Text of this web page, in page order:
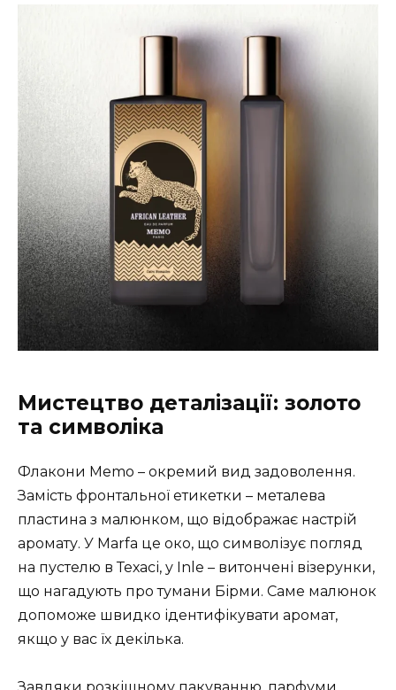
Мистецтво деталізації: золото
та символіка
Флакони Memo – окремий вид задоволення.
Замість фронтальної етикетки – металева
пластина з малюнком, що відображає настрій
аромату. У Marfa це око, що символізує погляд
на пустелю в Техасі, у Inle – витончені візерунки,
що нагадують про тумани Бірми. Саме малюнок
допоможе швидко ідентифікувати аромат,
якщо у вас їх декілька.